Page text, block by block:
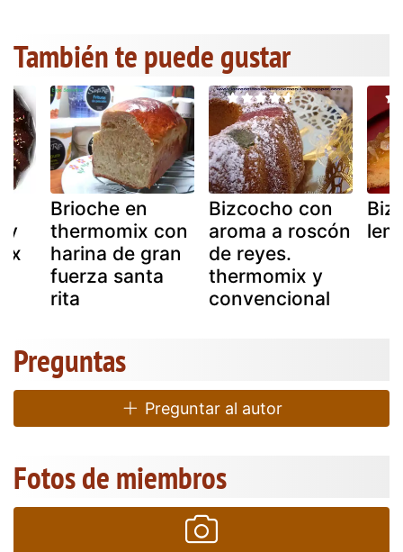
También te puede gustar
y
Brioche en
thermomix con
harina de gran
fuerza santa
rita
Bizcocho con
aroma a roscón
de reyes.
thermomix y
convencional
Preguntas
Preguntar al autor
Fotos de miembros